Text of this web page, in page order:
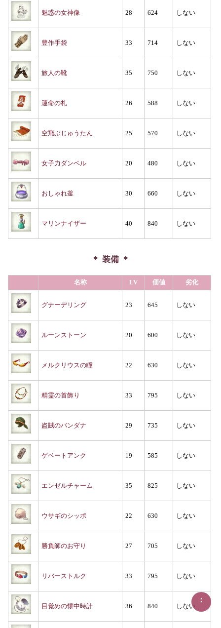
魅惑の女神像 28 624 しない
豊作手袋 33 714 しない
旅人の靴 35 750 しない
運命の札 26 588 しない
空飛ぶじゅうたん 25 570 しない
女子力ダンベル 20 480 しない
おしゃれ釜 30 660 しない
マリンナイザー 40 840 しない
装備
名称 LV 価値 劣化
グナーデリング 23 645 しない
ルーンストーン 20 600 しない
メルクリウスの瞳 22 630 しない
精霊の首飾り 33 795 しない
盗賊のバンダナ 29 735 しない
ゲベートアンク 19 585 しない
エンゼルチャーム 35 825 しない
ウサギのシッポ 22 630 しない
勝負師のお守り 27 705 しない
リバーストルク 33 795 しない
目覚めの懐中時計 36 840 しない
▲
▲